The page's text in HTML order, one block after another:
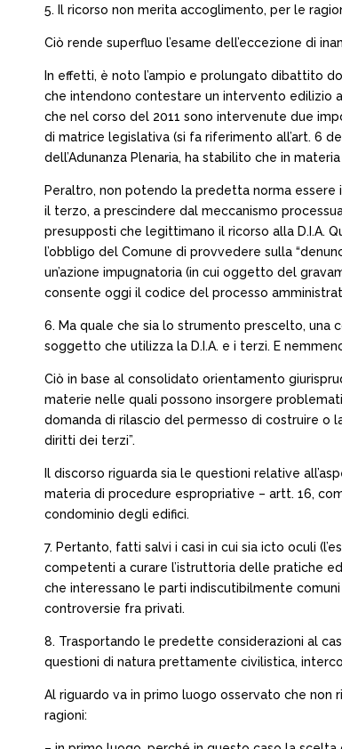
5. Il ricorso non merita accoglimento, per le
Ciò rende superfluo l’esame dell’eccezione di
In effetti, è noto l’ampio e prolungato dibattito
che intendono contestare un intervento edilizio
che nel corso del 2011 sono intervenute due
di matrice legislativa (si fa riferimento all’art. 6
dell’Adunanza Plenaria, ha stabilito che in
Peraltro, non potendo la predetta norma
il terzo, a prescindere dal meccanismo
presupposti che legittimano il ricorso alla D.I.A.
l’obbligo del Comune di provvedere sulla
un’azione impugnatoria (in cui oggetto del
consente oggi il codice del processo
6. Ma quale che sia lo strumento prescelto, una
soggetto che utilizza la D.I.A. e i terzi. E
Ciò in base al consolidato orientamento
materie nelle quali possono insorgere
domanda di rilascio del permesso di costruire o
diritti dei terzi”.
Il discorso riguarda sia le questioni relative
materia di procedure espropriative – artt. 16,
condominio degli edifici.
7. Pertanto, fatti salvi i casi in cui sia icto oculi
competenti a curare l’istruttoria delle pratiche
che interessano le parti indiscutibilmente
controversie fra privati.
8. Trasportando le predette considerazioni al
questioni di natura prettamente civilistica,
Al riguardo va in primo luogo osservato che non
ragioni: